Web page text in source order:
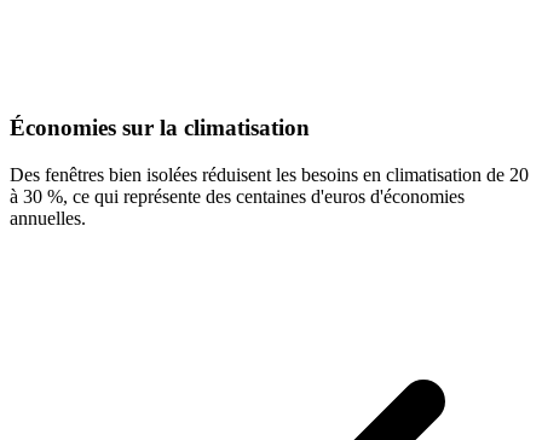
Économies sur la climatisation
Des fenêtres bien isolées réduisent les besoins en climatisation de 20
à 30 %, ce qui représente des centaines d'euros d'économies
annuelles.